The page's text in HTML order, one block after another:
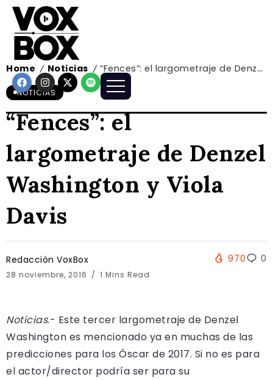
Home / Noticias / “Fences”: el largometraje de Denzel Washington y Viola Davis
NOTICIAS
“Fences”: el
largometraje de Denzel
Washington y Viola
Davis
Redacción VoxBox
28 noviembre, 2016 1 Mins Read
970 0
Noticias.- Este tercer largometraje de Denzel
Washington es mencionado ya en muchas de las
predicciones para los Óscar de 2017. Si no es para
el actor/director podría ser para su